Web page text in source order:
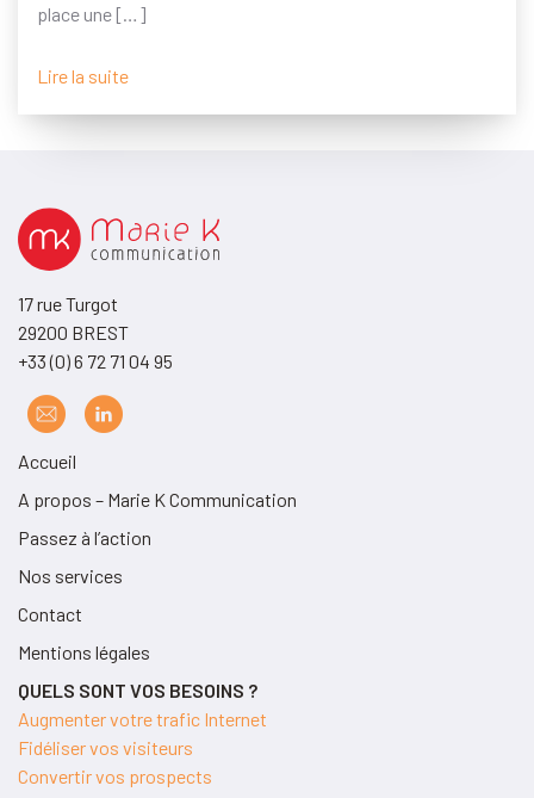
place une […]
Lire la suite
17 rue Turgot
29200 BREST
+33 (0) 6 72 71 04 95
Accueil
A propos – Marie K Communication
Passez à l’action
Nos services
Contact
Mentions légales
QUELS SONT VOS BESOINS ?
Augmenter votre trafic Internet
Fidéliser vos visiteurs
Convertir vos prospects